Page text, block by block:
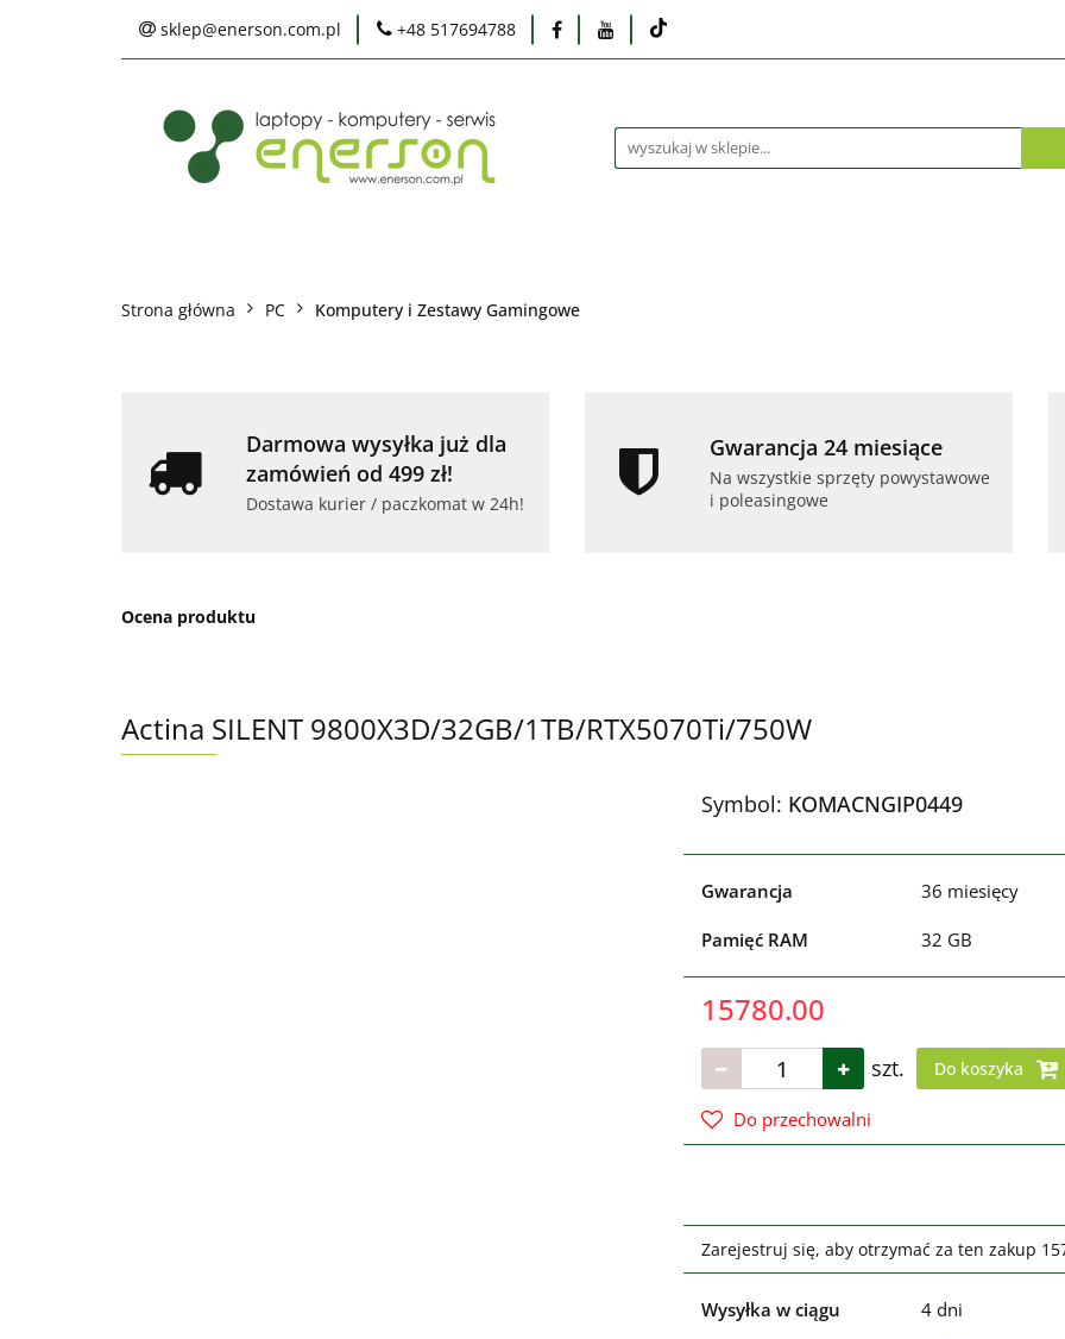
sklep@enerson.com.pl +48 517694788
Serwis
Praca Ochrona środowiska Dlaczego poleasingowy?
Laptopy PC Monitory
Karty graficzne Akcesoria Telefony i tablety Serwis Praca
Strona główna PC Komputery i Zestawy Gamingowe
Darmowa wysyłka już dla
zamówień od 499 zł!
Dostawa kurier / paczkomat w 24h!
Gwarancja 24 miesiące
Na wszystkie sprzęty powystawowe
i poleasingowe
Ocena produktu
Actina SILENT 9800X3D/32GB/1TB/RTX5070Ti/750W
Symbol: KOMACNGIP0449
Gwarancja 36 miesięcy
Pamięć RAM 32 GB
15780.00
szt. Do koszyka
Do przechowalni
Zarejestruj się, aby otrzymać za ten zakup
Wysyłka w ciągu 4 dni